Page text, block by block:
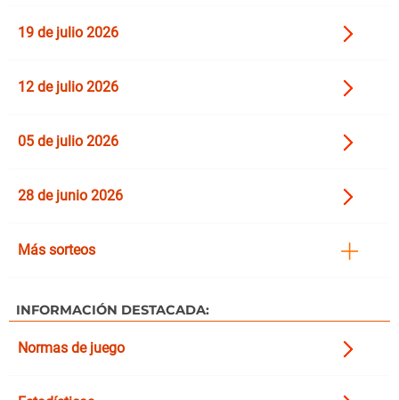
19 de julio 2026
12 de julio 2026
05 de julio 2026
28 de junio 2026
Más sorteos
INFORMACIÓN DESTACADA:
Normas de juego